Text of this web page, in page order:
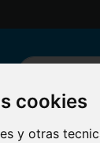
cookies
y otras
SISTEMAS DE